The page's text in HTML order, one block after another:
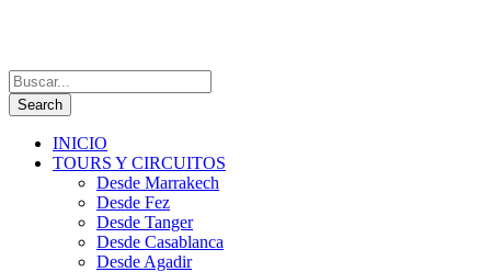
INICIO
TOURS Y CIRCUITOS
Desde Marrakech
Desde Fez
Desde Tanger
Desde Casablanca
Desde Agadir